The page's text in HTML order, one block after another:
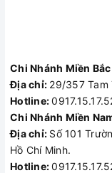
Chi Nhánh Miền Bắc
Địa chỉ: 29/357 Tam
Hotline:
Chi Nhánh Miền
Địa chỉ: Số 101
Hồ Chí Minh.
Hotline: